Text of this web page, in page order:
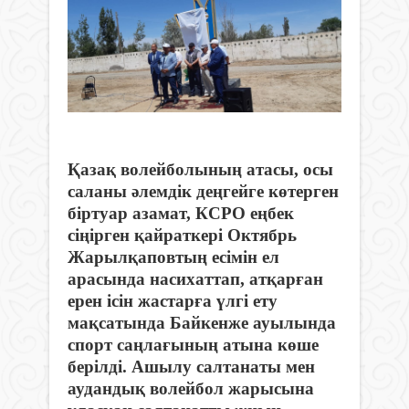
Қазақ волейболының атасы, осы
саланы әлемдік деңгейге көтерген
біртуар азамат, КСРО еңбек
сіңірген қайраткері Октябрь
Жарылқаповтың есімін ел
арасында насихаттап, атқарған
ерен ісін жастарға үлгі ету
мақсатында Байкенже ауылында
спорт саңлағының атына көше
берілді. Ашылу салтанаты мен
аудандық волейбол жарысына